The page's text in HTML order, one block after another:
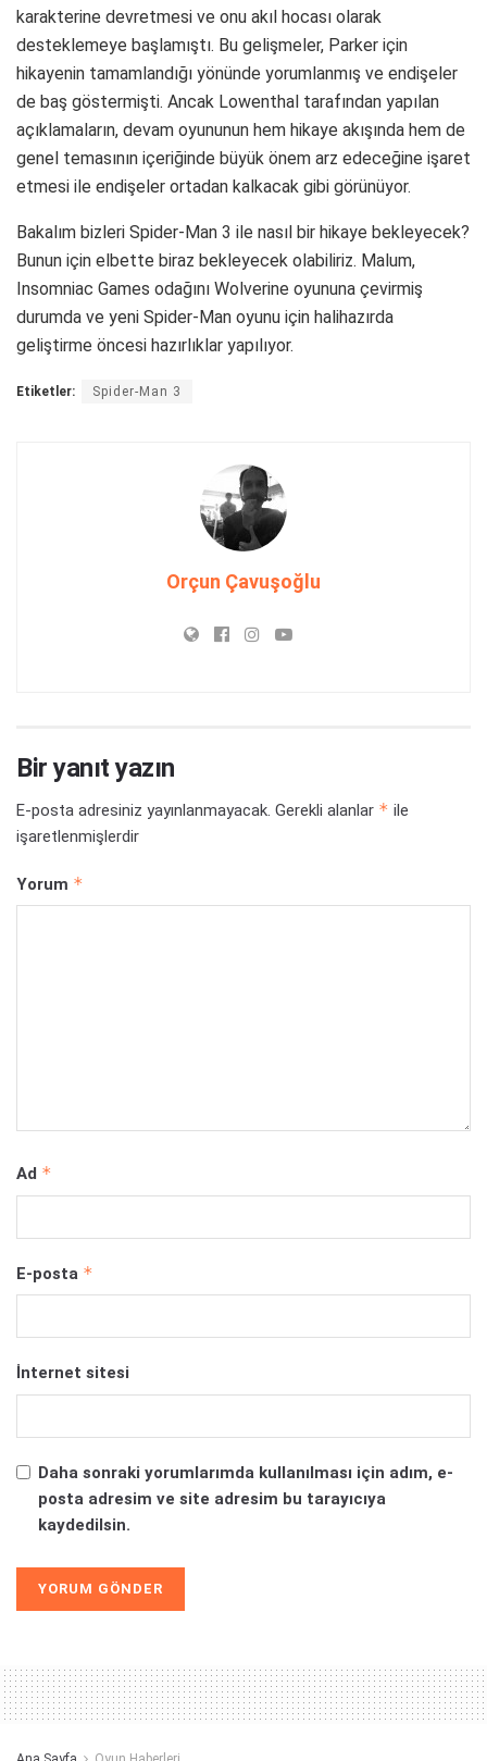
karakterine devretmesi ve onu akıl hocası olarak
desteklemeye başlamıştı. Bu gelişmeler, Parker için
hikayenin tamamlandığı yönünde yorumlanmış ve endişeler
de baş göstermişti. Ancak Lowenthal tarafından yapılan
açıklamaların, devam oyununun hem hikaye akışında hem de
genel temasının içeriğinde büyük önem arz edeceğine işaret
etmesi ile endişeler ortadan kalkacak gibi görünüyor.
Bakalım bizleri Spider-Man 3 ile nasıl bir hikaye bekleyecek?
Bunun için elbette biraz bekleyecek olabiliriz. Malum,
Insomniac Games odağını Wolverine oyununa çevirmiş
durumda ve yeni Spider-Man oyunu için halihazırda
geliştirme öncesi hazırlıklar yapılıyor.
Etiketler: Spider-Man 3
Orçun Çavuşoğlu
Bir yanıt yazın
E-posta adresiniz yayınlanmayacak. Gerekli alanlar * ile
işaretlenmişlerdir
Yorum *
Ad *
E-posta *
İnternet sitesi
Daha sonraki yorumlarımda kullanılması için adım, e-
posta adresim ve site adresim bu tarayıcıya
kaydedilsin.